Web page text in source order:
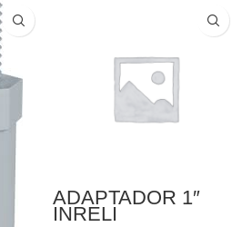
ADAPTADOR 1″
INRELI